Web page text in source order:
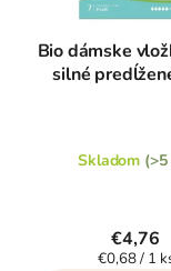
Bio dámske
silné
Skladom
€4,76
Jednotková
€0,68 / 1